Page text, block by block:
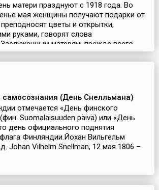
матери празднуют с 1918 года. Во
мая женщины получают подарки от
цветы и открытки,
руками, говорят слова
матерям, прежде всего
самосознания (День Снелльмана)
отмечается «День финского
Suomalaisuuden päivä) или «День
день официального поднятия
Финляндии.Йохан Вильгельм
Johan Vilhelm Snellman, 12 мая 1806 –